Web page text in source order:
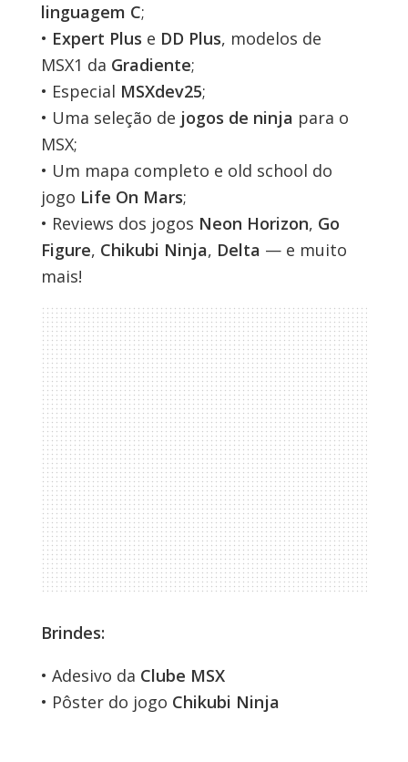
linguagem C;
• Expert Plus e DD Plus, modelos de
MSX1 da Gradiente;
• Especial MSXdev25;
• Uma seleção de jogos de ninja para o
MSX;
• Um mapa completo e old school do
jogo Life On Mars;
• Reviews dos jogos Neon Horizon, Go
Figure, Chikubi Ninja, Delta — e muito
mais!
Brindes:
• Adesivo da Clube MSX
• Pôster do jogo Chikubi Ninja